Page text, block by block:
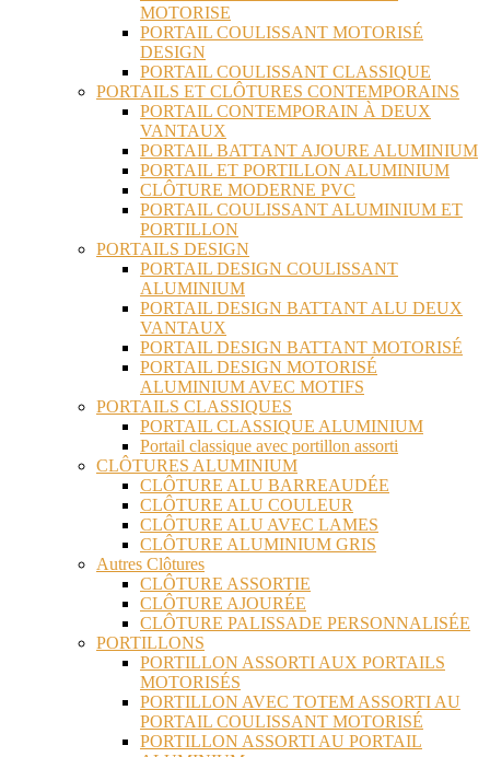
MOTORISE
PORTAIL COULISSANT MOTORISÉ
DESIGN
PORTAIL COULISSANT CLASSIQUE
PORTAILS ET CLÔTURES CONTEMPORAINS
PORTAIL CONTEMPORAIN À DEUX
VANTAUX
PORTAIL BATTANT AJOURE ALUMINIUM
PORTAIL ET PORTILLON ALUMINIUM
CLÔTURE MODERNE PVC
PORTAIL COULISSANT ALUMINIUM ET
PORTILLON
PORTAILS DESIGN
PORTAIL DESIGN COULISSANT
ALUMINIUM
PORTAIL DESIGN BATTANT ALU DEUX
VANTAUX
PORTAIL DESIGN BATTANT MOTORISÉ
PORTAIL DESIGN MOTORISÉ
ALUMINIUM AVEC MOTIFS
PORTAILS CLASSIQUES
PORTAIL CLASSIQUE ALUMINIUM
Portail classique avec portillon assorti
CLÔTURES ALUMINIUM
CLÔTURE ALU BARREAUDÉE
CLÔTURE ALU COULEUR
CLÔTURE ALU AVEC LAMES
CLÔTURE ALUMINIUM GRIS
Autres Clôtures
CLÔTURE ASSORTIE
CLÔTURE AJOURÉE
CLÔTURE PALISSADE PERSONNALISÉE
PORTILLONS
PORTILLON ASSORTI AUX PORTAILS
MOTORISÉS
PORTILLON AVEC TOTEM ASSORTI AU
PORTAIL COULISSANT MOTORISÉ
PORTILLON ASSORTI AU PORTAIL